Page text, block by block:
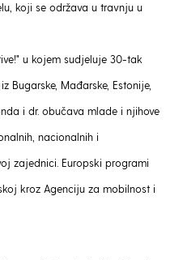
koji se održava u travnju u
u kojem sudjeluje 30-tak
Bugarske, Mađarske, Estonije,
i dr. obučava mlade i njihove
nacionalnih i
zajednici. Europski programi
kroz Agenciju za mobilnost i